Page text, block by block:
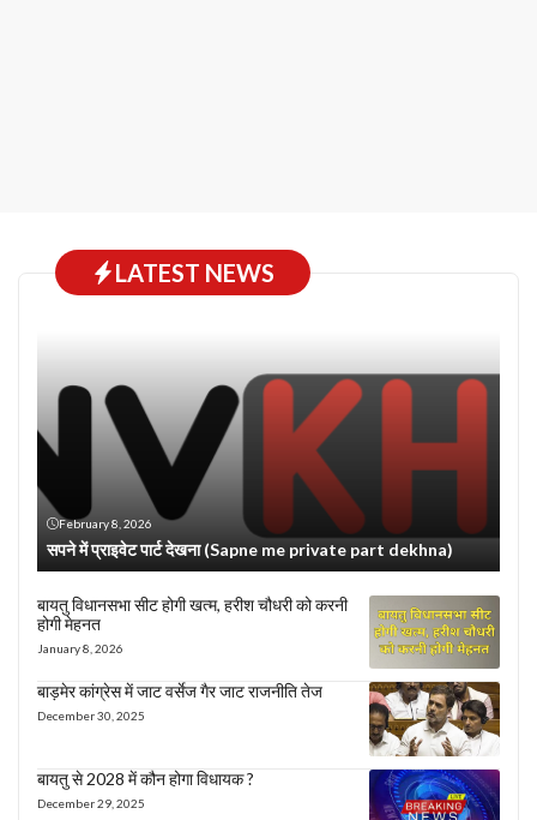
LATEST NEWS
February 8, 2026
सपने में प्राइवेट पार्ट देखना (Sapne me private part dekhna)
बायतु विधानसभा सीट होगी खत्म, हरीश चौधरी को करनी
होगी मेहनत
January 8, 2026
बाड़मेर कांग्रेस में जाट वर्सेज गैर जाट राजनीति तेज
December 30, 2025
बायतु से 2028 में कौन होगा विधायक ?
December 29, 2025